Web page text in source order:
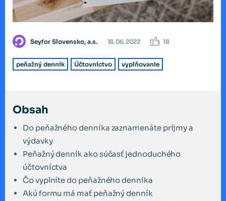
Seyfor Slovensko, a.s. 18. 06. 2022 18
peňažný denník Účtovníctvo vyplňovanie
Obsah
Do peňažného denníka zaznamenáte príjmy a
výdavky
Peňažný denník ako súčasť jednoduchého
účtovníctva
Čo vyplníte do peňažného denníka
Akú formu má mať peňažný denník